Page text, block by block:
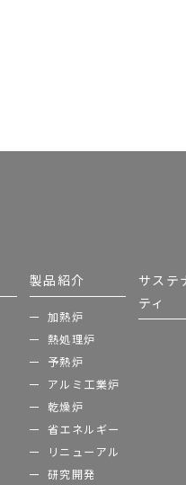
製品紹介
加熱炉
熱処理炉
予熱炉
アルミ工業炉
乾燥炉
省エネルギー
リニューアル
研究開発
サステ
ティ